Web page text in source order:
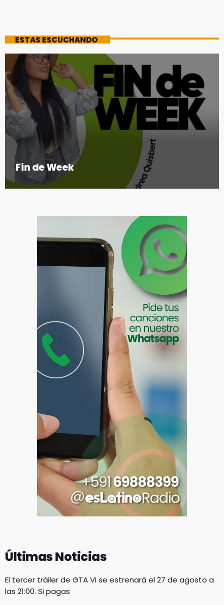
ESTAS ESCUCHANDO
Fin de Week
Últimas Noticias
El tercer tráiler de GTA VI se estrenará el 27 de agosto a
las 21:00. Si pagas